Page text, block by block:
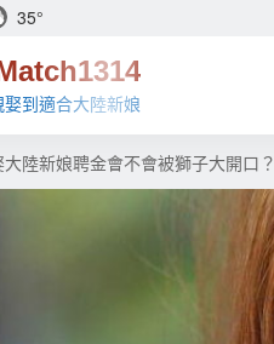
35°
到適合大陸新娘
大陸新娘聘金會不會被獅子大開口？